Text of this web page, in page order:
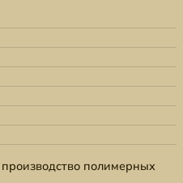
полимерных